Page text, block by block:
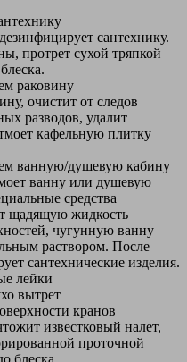
сантехнику.
протрет сухой тряпкой
раковину
очистит от следов
разводов, удалит
кафельную плитку
ванную/душевую кабину
ванну или душевую
средства
щадящую жидкость
чугунную ванну
раствором. После
сантехнические изделия.
лейки
вытрет
кранов
известковый налет,
проточной
блеска.